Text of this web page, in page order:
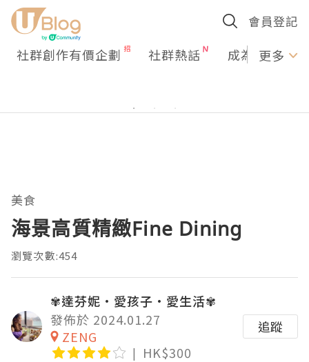
會員登記
社群創作有價企劃 社群熱話 成為U更多
美食
海景高質精緻Fine Dining
瀏覽次數:454
✾達芬妮•愛孩子•愛生活✾
發佈於 2024.01.27
ZENG
HK$300
追蹤